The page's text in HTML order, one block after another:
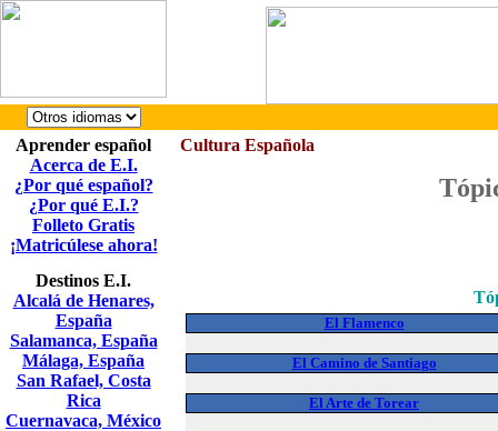
Aprender español
Acerca de E.I.
¿Por qué español?
¿Por qué E.I.?
Folleto Gratis
¡Matricúlese ahora!
Destinos E.I.
Alcalá de Henares,
España
Salamanca, España
Málaga, España
San Rafael, Costa
Rica
Cuernavaca, México
Cultura Española
El Flamenco
El Camino de Santiago
El Arte de Torear